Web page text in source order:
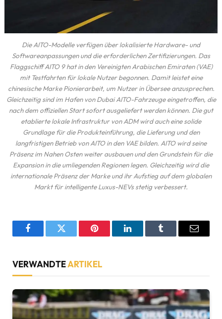
Die AITO-Modelle verfügen über lokalisierte Hardware- und
Softwareanpassungen und die erforderlichen Zertifizierungen. Das
Flaggschiff AITO 9 hat in den Vereinigten Arabischen Emiraten (VAE)
mit Testfahrten für lokale Nutzer begonnen. Damit leistet eine
chinesische Marke Pionierarbeit, um Nutzer in Übersee anzusprechen.
Gleichzeitig sind im Hafen von Dubai AITO-Fahrzeuge eingetroffen, die
nach dem offiziellen Start sofort ausgeliefert werden können. Die gut
etablierte lokale Infrastruktur von ADM wird auch eine solide
Grundlage für die Produkteinführung, die Lieferung und den
langfristigen Betrieb von AITO in den VAE bilden. AITO wird seine
Präsenz im Nahen Osten weiter ausbauen und den Grundstein für die
Expansion in die umliegenden Regionen legen. Gleichzeitig wird die
internationale Präsenz der Marke und ihr Aufstieg auf dem globalen
Markt für intelligente Luxus-NEVs stetig verbessert.
FacebookTwitter Pinterest LinkedInTumblr Email
VERWANDTEARTIKEL